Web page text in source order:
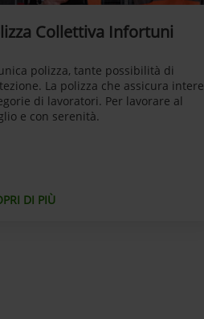
Collettiva Infortuni
polizza, tante possibilità di
La polizza che assicura intere
di lavoratori. Per lavorare al
e con serenità.
DI PIÙ